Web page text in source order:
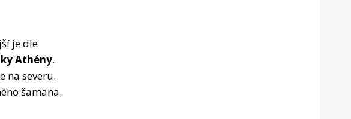
je dle
Athény.
na severu.
šamana.